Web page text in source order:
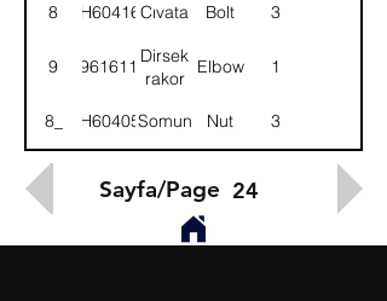
8 BH604161Cıvata Bolt 3
9 961611
Dirsek
rakor
Elbow 1
8_ NH604051Somun Nut 3
Sayfa/Page 24